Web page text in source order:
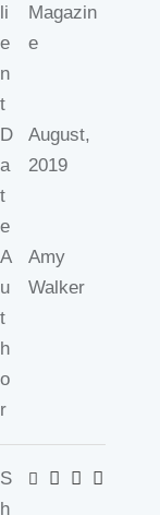
li
e
n
t
Magazin
e
D
a
t
e
August,
2019
A
u
t
h
o
r
Amy
Walker
S
h